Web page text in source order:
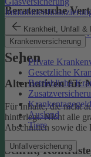
Krankheit, Unfall &
Krankenversicherung
Private
Gesetzliche
Betriebliche
Krankentagegeld
Ausland
Tiere
Unfallversicherung
Beratersuche
Unter
Sehen
Alternativen für
Für Inhalte, die nicht
hinterlegt.Nicht alle
Abschnitten sowie
Schrift,